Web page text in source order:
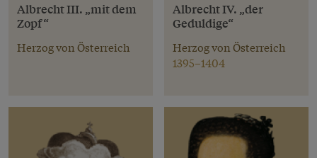
Albrecht III. „mit dem
Zopf“
Herzog von Österreich
Albrecht IV. „der
Geduldige“
Herzog von Österreich
1395–1404